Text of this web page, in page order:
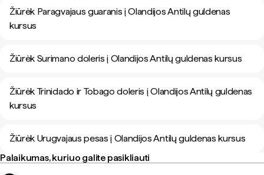
Žiūrėk Paragvajaus guaranis į Olandijos Antilų guldenas
kursus
Žiūrėk Surimano doleris į Olandijos Antilų guldenas kursus
Žiūrėk Trinidado ir Tobago doleris į Olandijos Antilų guldenas
kursus
Žiūrėk Urugvajaus pesas į Olandijos Antilų guldenas kursus
Palaikumas, kuriuo galite pasikliauti